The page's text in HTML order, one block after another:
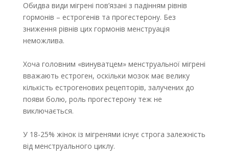
Обидва види мігрені пов’язані з падінням рівнів
гормонів – естрогенів та прогестерону. Без
зниження рівнів цих гормонів менструація
неможлива.
Хоча головним «винуватцем» менструальної мігрені
вважають естроген, оскільки мозок має велику
кількість естрогенових рецепторів, залучених до
появи болю, роль прогестерону теж не
виключається.
У 18-25% жінок із мігренями існує строга залежність
від менструального циклу.